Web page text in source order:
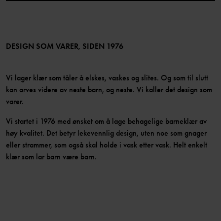
Bli medlem
DESIGN SOM VARER, SIDEN 1976
Vi lager klær som tåler å elskes, vaskes og slites. Og som til slutt
kan arves videre av neste barn, og neste. Vi kaller det design som
varer.
Vi startet i 1976 med ønsket om å lage behagelige barneklær av
høy kvalitet. Det betyr lekevennlig design, uten noe som gnager
eller strammer, som også skal holde i vask etter vask. Helt enkelt
klær som lar barn være barn.